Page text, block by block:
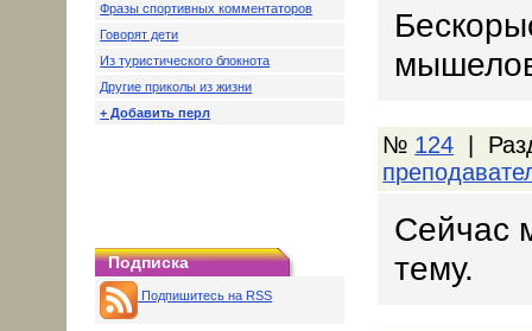
Фразы спортивных комментаторов
Говорят дети
Из туристического блокнота
Другие приколы из жизни
+ Добавить перл
Подписка
Подпишитесь на RSS
№ 124 |
Сейчас
тему.